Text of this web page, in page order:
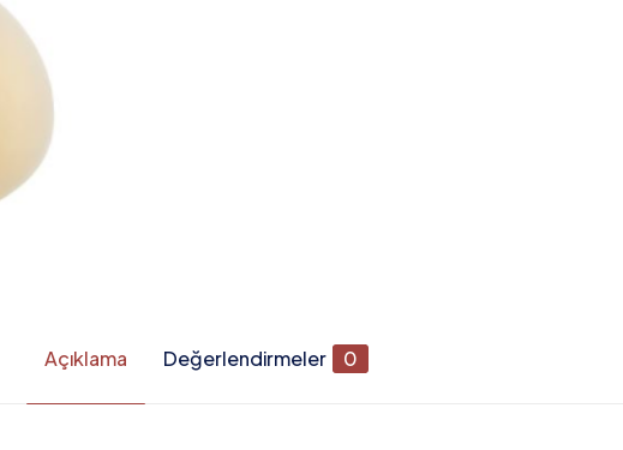
Açıklama Değerlendirmeler 0